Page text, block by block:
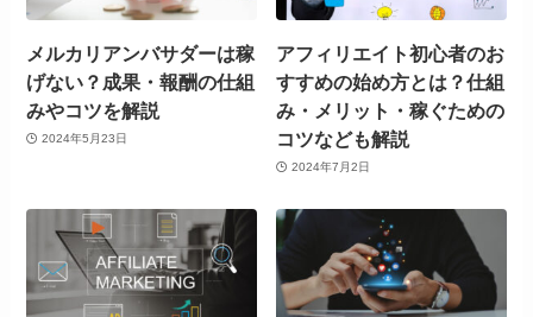
メルカリアンバサダーは稼
げない？成果・報酬の仕組
みやコツを解説
2024年5月23日
アフィリエイト初心者のお
すすめの始め方とは？仕組
み・メリット・稼ぐための
コツなども解説
2024年7月2日